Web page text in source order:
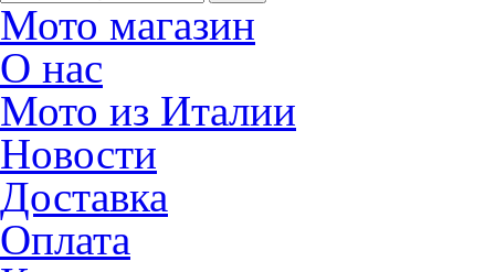
Мото магазин
О нас
Мото из Италии
Новости
Доставка
Оплата